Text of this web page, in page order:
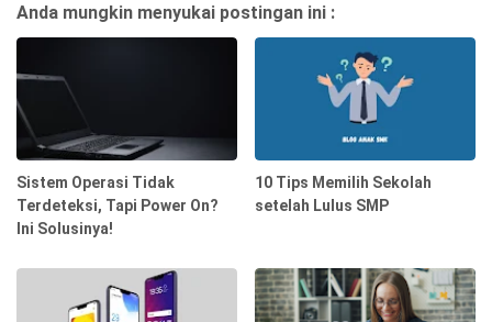
Anda mungkin menyukai postingan ini :
Sistem Operasi Tidak
Terdeteksi, Tapi Power On?
Ini Solusinya!
10 Tips Memilih Sekolah
setelah Lulus SMP